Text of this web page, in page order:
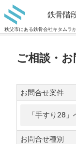
鉄骨階
秩父市にある鉄骨会社キタムラ
ご相談・
お問合せ案件
お問合せ種別